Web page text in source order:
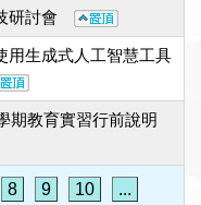
研討會
用生成式人工智慧工具
期教育實習行前說明
8 9 10 ...